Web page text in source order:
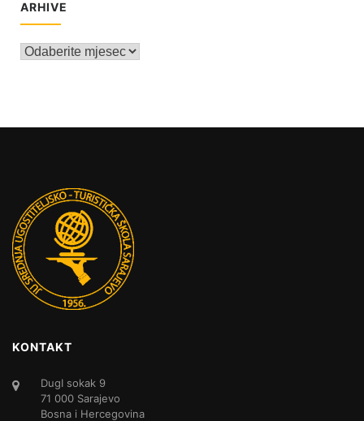
ARHIVE
KONTAKT
DugI sokak 9
71 000 Sarajevo
Bosna i Hercegovina